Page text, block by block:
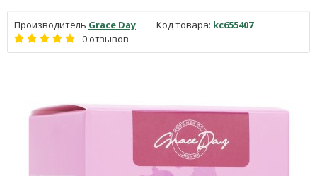
Производитель Grace Day Код товара: kc655407
0 отзывов